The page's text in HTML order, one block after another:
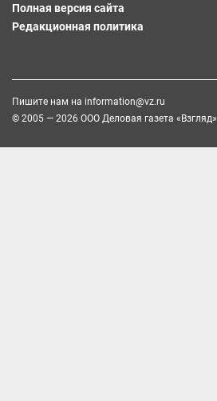
Полная версия сайта
Редакционная политика
Пишите нам на information@vz.ru
© 2005 — 2026 ООО Деловая газета «Взгляд»